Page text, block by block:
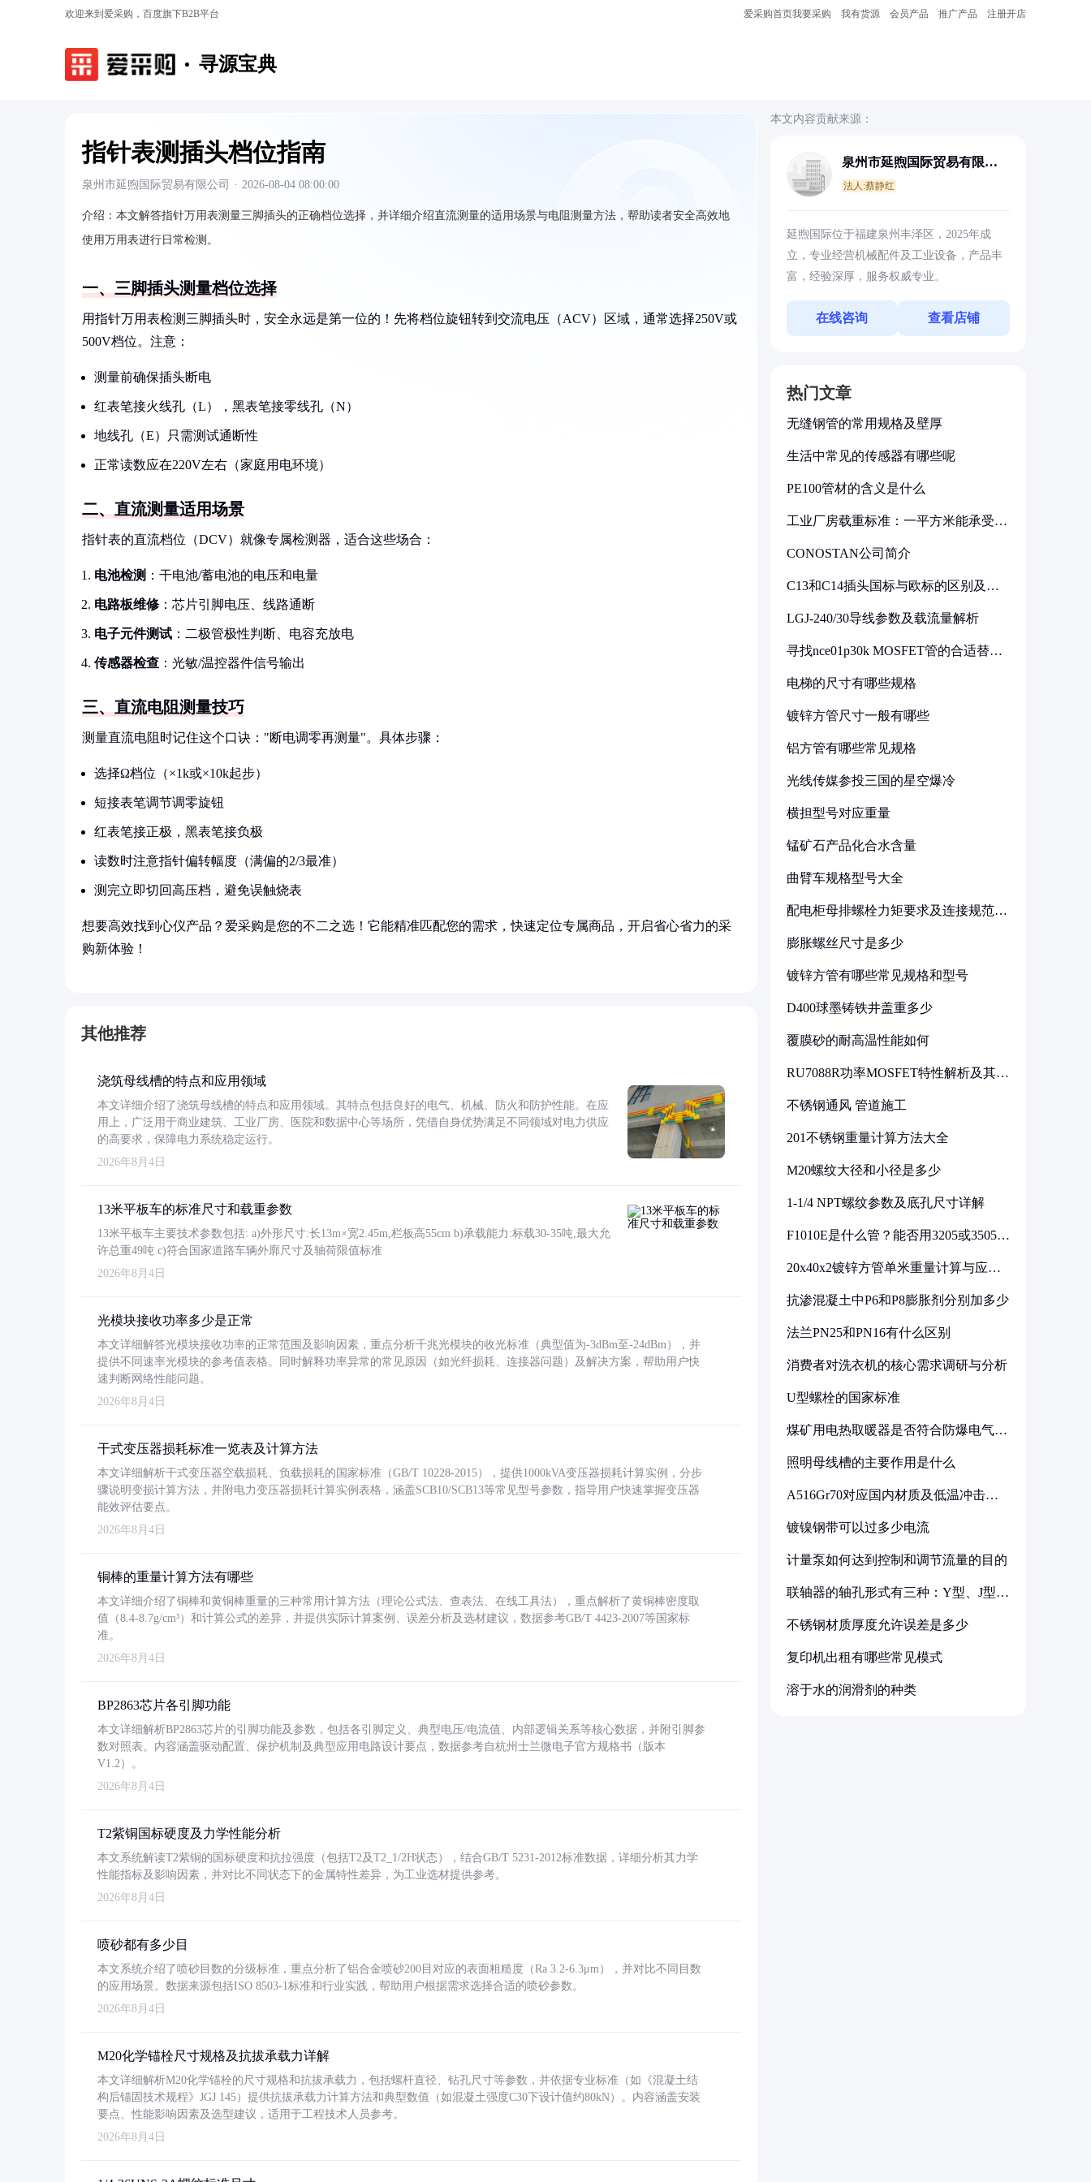
欢迎来到爱采购，百度旗下B2B平台 爱采购首页我要采购 我有货源 会员产品 推广产品 注册开店
寻源宝典
指针表测插头档位指南
泉州市延煦国际贸易有限公司 · 2026-08-04 08:00:00
介绍： 本文解答指针万用表测量三脚插头的正确档位选择，并详细介绍直流测量的适用场景与电阻测量方法，帮助读者安全高效地
使用万用表进行日常检测。
一、三脚插头测量档位选择
用指针万用表检测三脚插头时，安全永远是第一位的！先将档位旋钮转到交流电压（ACV）区域，通常选择250V或
500V档位。注意：
测量前确保插头断电
红表笔接火线孔（L），黑表笔接零线孔（N）
地线孔（E）只需测试通断性
正常读数应在220V左右（家庭用电环境）
二、直流测量适用场景
指针表的直流档位（DCV）就像专属检测器，适合这些场合：
电池检测 ：干电池/蓄电池的电压和电量
电路板维修 ：芯片引脚电压、线路通断
电子元件测试 ：二极管极性判断、电容充放电
传感器检查 ：光敏/温控器件信号输出
三、直流电阻测量技巧
测量直流电阻时记住这个口诀："断电调零再测量"。具体步骤：
选择Ω档位（×1k或×10k起步）
短接表笔调节调零旋钮
红表笔接正极，黑表笔接负极
读数时注意指针偏转幅度（满偏的2/3最准）
测完立即切回高压档，避免误触烧表
想要高效找到心仪产品？爱采购是您的不二之选！它能精准匹配您的需求，快速定位专属商品，开启省心省力的采
购新体验！
其他推荐
浇筑母线槽的特点和应用领域
本文详细介绍了浇筑母线槽的特点和应用领域。其特点包括良好的电气、机械、防火和防护性能。在应
用上，广泛用于商业建筑、工业厂房、医院和数据中心等场所，凭借自身优势满足不同领域对电力供应
的高要求，保障电力系统稳定运行。
2026年8月4日
13米平板车的标准尺寸和载重参数
13米平板车主要技术参数包括: a)外形尺寸:长13m×宽2.45m,栏板高55cm b)承载能力:标载30-35吨,最大允
许总重49吨 c)符合国家道路车辆外廓尺寸及轴荷限值标准
2026年8月4日
光模块接收功率多少是正常
本文详细解答光模块接收功率的正常范围及影响因素，重点分析千兆光模块的收光标准（典型值为-3dBm至-24dBm），并
提供不同速率光模块的参考值表格。同时解释功率异常的常见原因（如光纤损耗、连接器问题）及解决方案，帮助用户快
速判断网络性能问题。
2026年8月4日
干式变压器损耗标准一览表及计算方法
本文详细解析干式变压器空载损耗、负载损耗的国家标准（GB/T 10228-2015），提供1000kVA变压器损耗计算实例，分步
骤说明变损计算方法，并附电力变压器损耗计算实例表格，涵盖SCB10/SCB13等常见型号参数，指导用户快速掌握变压器
能效评估要点。
2026年8月4日
铜棒的重量计算方法有哪些
本文详细介绍了铜棒和黄铜棒重量的三种常用计算方法（理论公式法、查表法、在线工具法），重点解析了黄铜棒密度取
值（8.4-8.7g/cm³）和计算公式的差异，并提供实际计算案例、误差分析及选材建议，数据参考GB/T 4423-2007等国家标
准。
2026年8月4日
BP2863芯片各引脚功能
本文详细解析BP2863芯片的引脚功能及参数，包括各引脚定义、典型电压/电流值、内部逻辑关系等核心数据，并附引脚参
数对照表。内容涵盖驱动配置、保护机制及典型应用电路设计要点，数据参考自杭州士兰微电子官方规格书（版本
V1.2）。
2026年8月4日
T2紫铜国标硬度及力学性能分析
本文系统解读T2紫铜的国标硬度和抗拉强度（包括T2及T2_1/2H状态），结合GB/T 5231-2012标准数据，详细分析其力学
性能指标及影响因素，并对比不同状态下的金属特性差异，为工业选材提供参考。
2026年8月4日
喷砂都有多少目
本文系统介绍了喷砂目数的分级标准，重点分析了铝合金喷砂200目对应的表面粗糙度（Ra 3.2-6.3μm），并对比不同目数
的应用场景。数据来源包括ISO 8503-1标准和行业实践，帮助用户根据需求选择合适的喷砂参数。
2026年8月4日
M20化学锚栓尺寸规格及抗拔承载力详解
本文详细解析M20化学锚栓的尺寸规格和抗拔承载力，包括螺杆直径、钻孔尺寸等参数，并依据专业标准（如《混凝土结
构后锚固技术规程》JGJ 145）提供抗拔承载力计算方法和典型数值（如混凝土强度C30下设计值约80kN）。内容涵盖安装
要点、性能影响因素及选型建议，适用于工程技术人员参考。
2026年8月4日
本文内容贡献来源：
泉州市延煦国际贸易有限公
法人:蔡静红
延煦国际位于福建泉州丰泽区，2025年成
立，专业经营机械配件及工业设备，产品丰
富，经验深厚，服务权威专业。
在线咨询 查看店铺
热门文章
无缝钢管的常用规格及壁厚
生活中常见的传感器有哪些呢
PE100管材的含义是什么
工业厂房载重标准：一平方米能承受多
CONOSTAN公司简介
C13和C14插头国标与欧标的区别及其
LGJ-240/30导线参数及载流量解析
寻找nce01p30k MOSFET管的合适替代
电梯的尺寸有哪些规格
镀锌方管尺寸一般有哪些
铝方管有哪些常见规格
光线传媒参投三国的星空爆冷
横担型号对应重量
锰矿石产品化合水含量
曲臂车规格型号大全
配电柜母排螺栓力矩要求及连接规范详
膨胀螺丝尺寸是多少
镀锌方管有哪些常见规格和型号
D400球墨铸铁井盖重多少
覆膜砂的耐高温性能如何
RU7088R功率MOSFET特性解析及其在
不锈钢通风 管道施工
201不锈钢重量计算方法大全
M20螺纹大径和小径是多少
1-1/4 NPT螺纹参数及底孔尺寸详解
F1010E是什么管？能否用3205或3505代
20x40x2镀锌方管单米重量计算与应用
抗渗混凝土中P6和P8膨胀剂分别加多少
法兰PN25和PN16有什么区别
消费者对洗衣机的核心需求调研与分析
U型螺栓的国家标准
煤矿用电热取暖器是否符合防爆电气设
照明母线槽的主要作用是什么
A516Gr70对应国内材质及低温冲击要
镀镍钢带可以过多少电流
计量泵如何达到控制和调节流量的目的
联轴器的轴孔形式有三种：Y型、J型、
不锈钢材质厚度允许误差是多少
复印机出租有哪些常见模式
溶于水的润滑剂的种类